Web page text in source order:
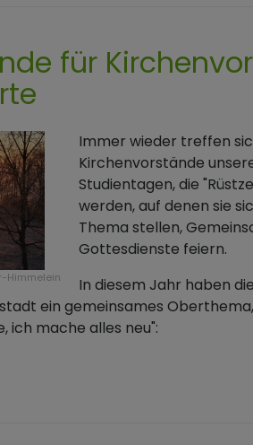
für
Himmelein
Immer wieder treffen
Kirchenvorstände
Studientagen, die
werden, auf denen sie
Thema stellen,
Gottesdienste feiern.
In diesem Jahr haben
ein gemeinsames
ich mache alles neu":